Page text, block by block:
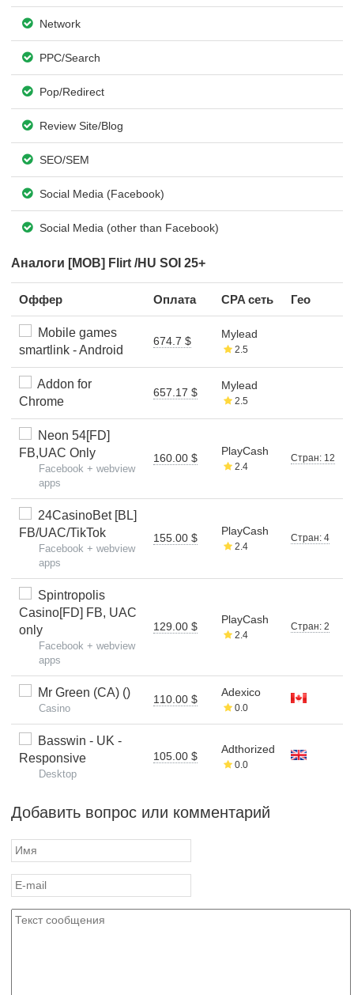
Network
PPC/Search
Pop/Redirect
Review Site/Blog
SEO/SEM
Social Media (Facebook)
Social Media (other than Facebook)
Аналоги [MOB] Flirt /HU SOI 25+
Оффер Оплата CPA сеть Гео
Mobile games
smartlink - Android
674.7 $
Mylead
2.5
Addon for
Chrome
657.17 $
Mylead
2.5
Neon 54[FD]
FB,UAC Only
Facebook + webview
apps
160.00 $
PlayCash
2.4
Стран: 12
24CasinoBet [BL]
FB/UAC/TikTok
Facebook + webview
apps
155.00 $
PlayCash
2.4
Стран: 4
Spintropolis
Casino[FD] FB, UAC
only
Facebook + webview
apps
129.00 $
PlayCash
2.4
Стран: 2
Mr Green (CA) ()
Casino
110.00 $
Adexico
0.0
Basswin - UK -
Responsive
Desktop
105.00 $
Adthorized
0.0
Добавить вопрос или комментарий